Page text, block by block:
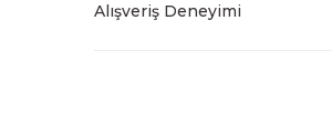
Alışveriş Deneyimi